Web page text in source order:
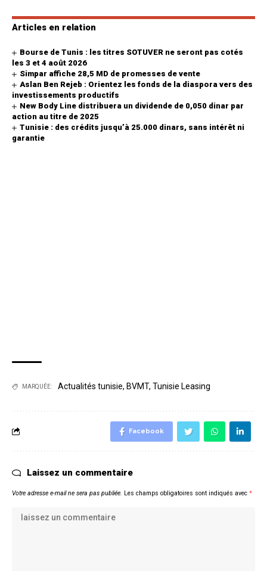
Articles en relation
Bourse de Tunis : les titres SOTUVER ne seront pas cotés
les 3 et 4 août 2026
Simpar affiche 28,5 MD de promesses de vente
Aslan Ben Rejeb : Orientez les fonds de la diaspora vers des
investissements productifs
New Body Line distribuera un dividende de 0,050 dinar par
action au titre de 2025
Tunisie : des crédits jusqu’à 25.000 dinars, sans intérêt ni
garantie
MARQUÉE: Actualités tunisie, BVMT, Tunisie Leasing
Facebook
Laissez un commentaire
Votre adresse e-mail ne sera pas publiée. Les champs obligatoires sont indiqués avec *